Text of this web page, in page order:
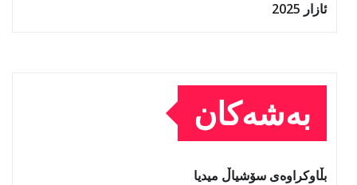
ئازار 2025
بەشەکان
بڵاوکراوەی سۆشیاڵ میدیا